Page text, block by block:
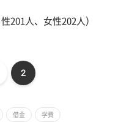
201人、女性202人）
2
借金 学費